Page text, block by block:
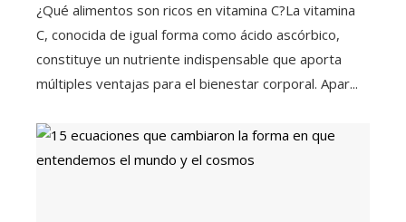
¿Qué alimentos son ricos en vitamina C?La vitamina
C, conocida de igual forma como ácido ascórbico,
constituye un nutriente indispensable que aporta
múltiples ventajas para el bienestar corporal. Apar...